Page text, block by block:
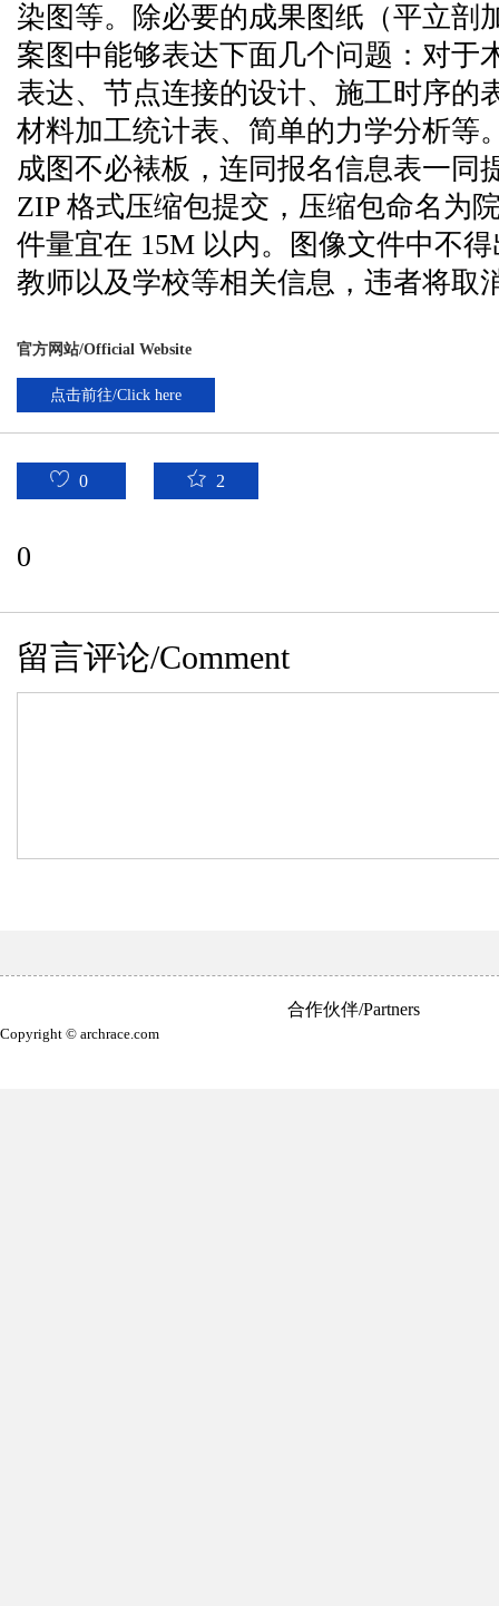
染图等。除必要的成果图纸（平立剖
案图中能够表达下面几个问题：对于
表达、节点连接的设计、施工时序的
材料加工统计表、简单的力学分析等
成图不必裱板，连同报名信息表一同
ZIP 格式压缩包提交，压缩包命名为
件量宜在 15M 以内。图像文件中不
教师以及学校等相关信息，违者将取
官方网站/Official Website
点击前往/Click here
0 2
0
留言评论/Comment
Copyright © archrace.com
合作伙伴/Partners